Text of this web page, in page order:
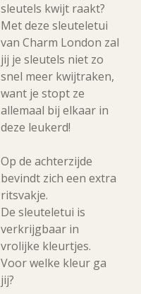
sleutels kwijt raakt?
Met deze sleuteletui
van Charm London zal
jij je sleutels niet zo
snel meer kwijtraken,
want je stopt ze
allemaal bij elkaar in
deze leukerd!
Op de achterzijde
bevindt zich een extra
ritsvakje.
De sleuteletui is
verkrijgbaar in
vrolijke kleurtjes.
Voor welke kleur ga
jij?